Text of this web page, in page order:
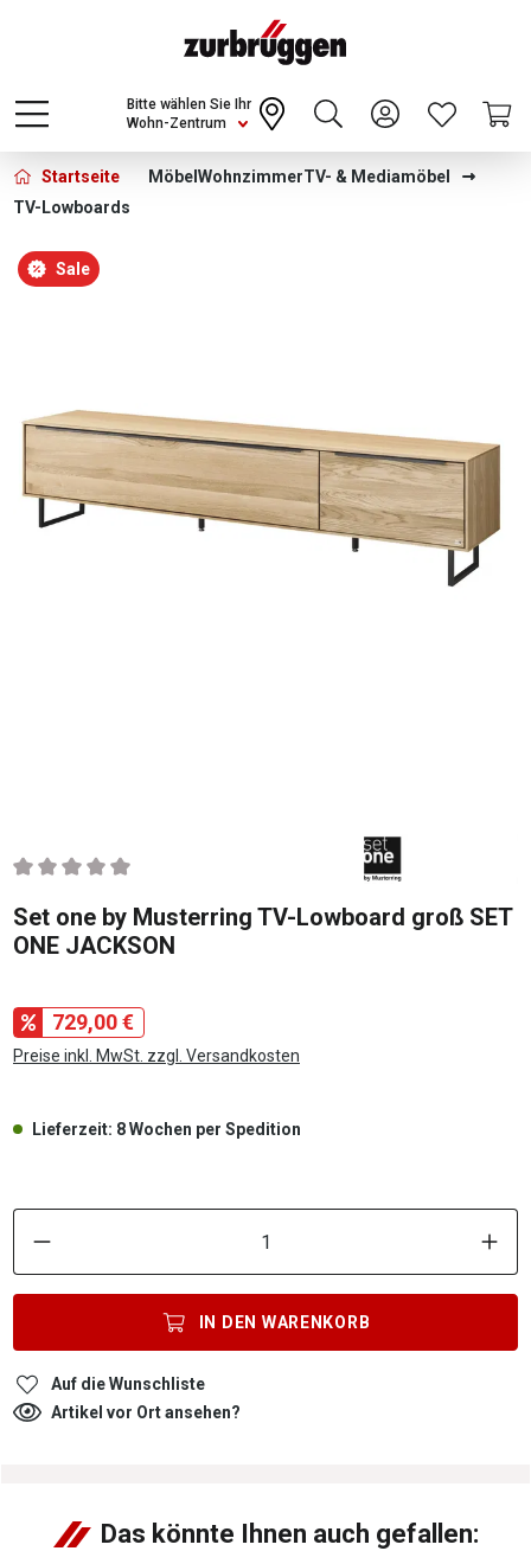
Choose a different country or region to see
content for your location and shop online
CONTINUE
Wohn-Zentrum
Bitte wählen Sie Ihr
Startseite Möbel WohnzimmerTV- & Mediamöbel
TV-Lowboards
Bildergalerie überspringen
Sale
Durchschnittliche Bewertung von 0 von 5 Sternen
Set one by Musterring TV-Lowboard groß SET
ONE JACKSON
729,00 €
Preise inkl. MwSt. zzgl. Versandkosten
Lieferzeit: 8 Wochen per Spedition
IN DEN WARENKORB
Auf die Wunschliste
Artikel vor Ort ansehen?
Das könnte Ihnen auch gefallen: